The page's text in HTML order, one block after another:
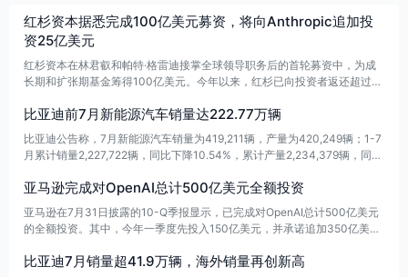
红杉资本据悉完成100亿美元募资，将向Anthropic追加投
资25亿美元
红杉资本在林君叡和帕特·格雷迪接掌全球领导职务后的首轮募资中，为成
长期和扩张期基金筹得100亿美元。今年以来，红杉已向投资者返还超过5
Anthropic融资后，又在5月讨论追加投资，合伙人曾考虑10亿美元方案，
比亚迪前7月新能源汽车销量达222.77万辆
比亚迪公告称，7月新能源汽车销量为419,211辆，产量为420,249辆；1-7
月累计销量2,227,722辆，同比下降10.54%，累计产量2,234,379辆，同比
亚马逊完成对OpenAI总计500亿美元全额投资
亚马逊在7月31日披露的10-Q季报显示，已完成对OpenAI总计500亿美元
的全额投资。其中，今年一季度先投入150亿美元，并承诺追加350亿美
期后又将剩余213亿美元全部投向该轮优先股。亚马逊称，若OpenAI未来
比亚迪7月销量超41.9万辆，海外销量再创新高